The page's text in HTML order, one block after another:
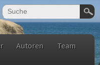
Autoren Team